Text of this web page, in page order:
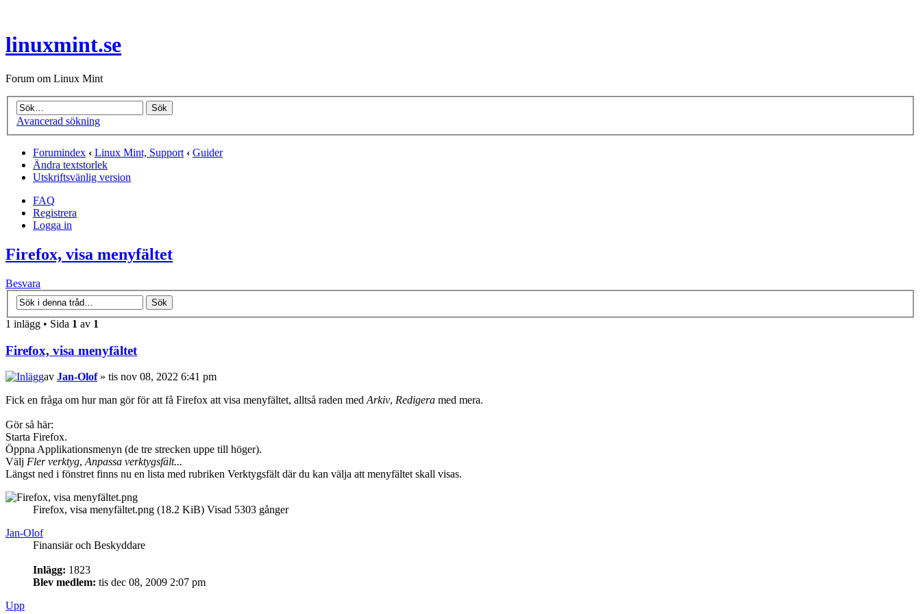
linuxmint.se
Forum om Linux Mint
Avancerad sökning
Forumindex ‹ Linux Mint, Support ‹ Guider
Ändra textstorlek
Utskriftsvänlig version
FAQ
Registrera
Logga in
Firefox, visa menyfältet
Besvara
1 inlägg • Sida 1 av 1
Firefox, visa menyfältet
av Jan-Olof» tis nov 08, 2022 6:41 pm
Fick en fråga om hur man gör för att få Firefox att visa menyfältet, alltså raden med Arkiv, Redigera med mera.
Gör så här:
Starta Firefox.
Öppna Applikationsmenyn (de tre strecken uppe till höger).
Välj Fler verktyg, Anpassa verktygsfält...
Längst ned i fönstret finns nu en lista med rubriken Verktygsfält där du kan välja att menyfältet skall visas.
Firefox, visa menyfältet.png (18.2 KiB) Visad 5303 gånger
Jan-Olof
Finansiär och Beskyddare
Inlägg: 1823
Blev medlem: tis dec 08, 2009 2:07 pm
Upp